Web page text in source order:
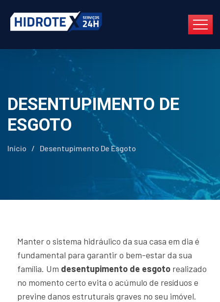
DESENTUPIMENTO DE
ESGOTO
Início / Desentupimento De Esgoto
Manter o sistema hidráulico da sua casa em dia é
fundamental para garantir o bem-estar da sua
família. Um desentupimento de esgoto realizado
no momento certo evita o acúmulo de resíduos e
previne danos estruturais graves no seu imóvel.